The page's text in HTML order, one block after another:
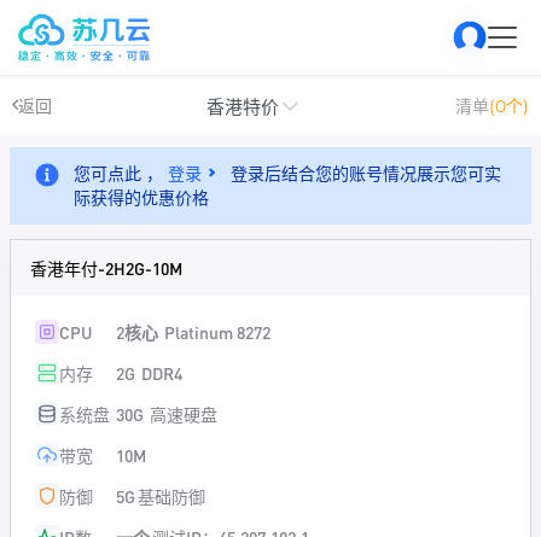
返回 香港特价 清单(0个)
您可点此 ， 登录
登录后结合您的账号情况展示您可实
际获得的优惠价格
香港年付-2H2G-10M
CPU 2核心 Platinum 8272
内存
2G DDR4
系统盘 30G 高速硬盘
带宽
10M
防御
5G基础防御